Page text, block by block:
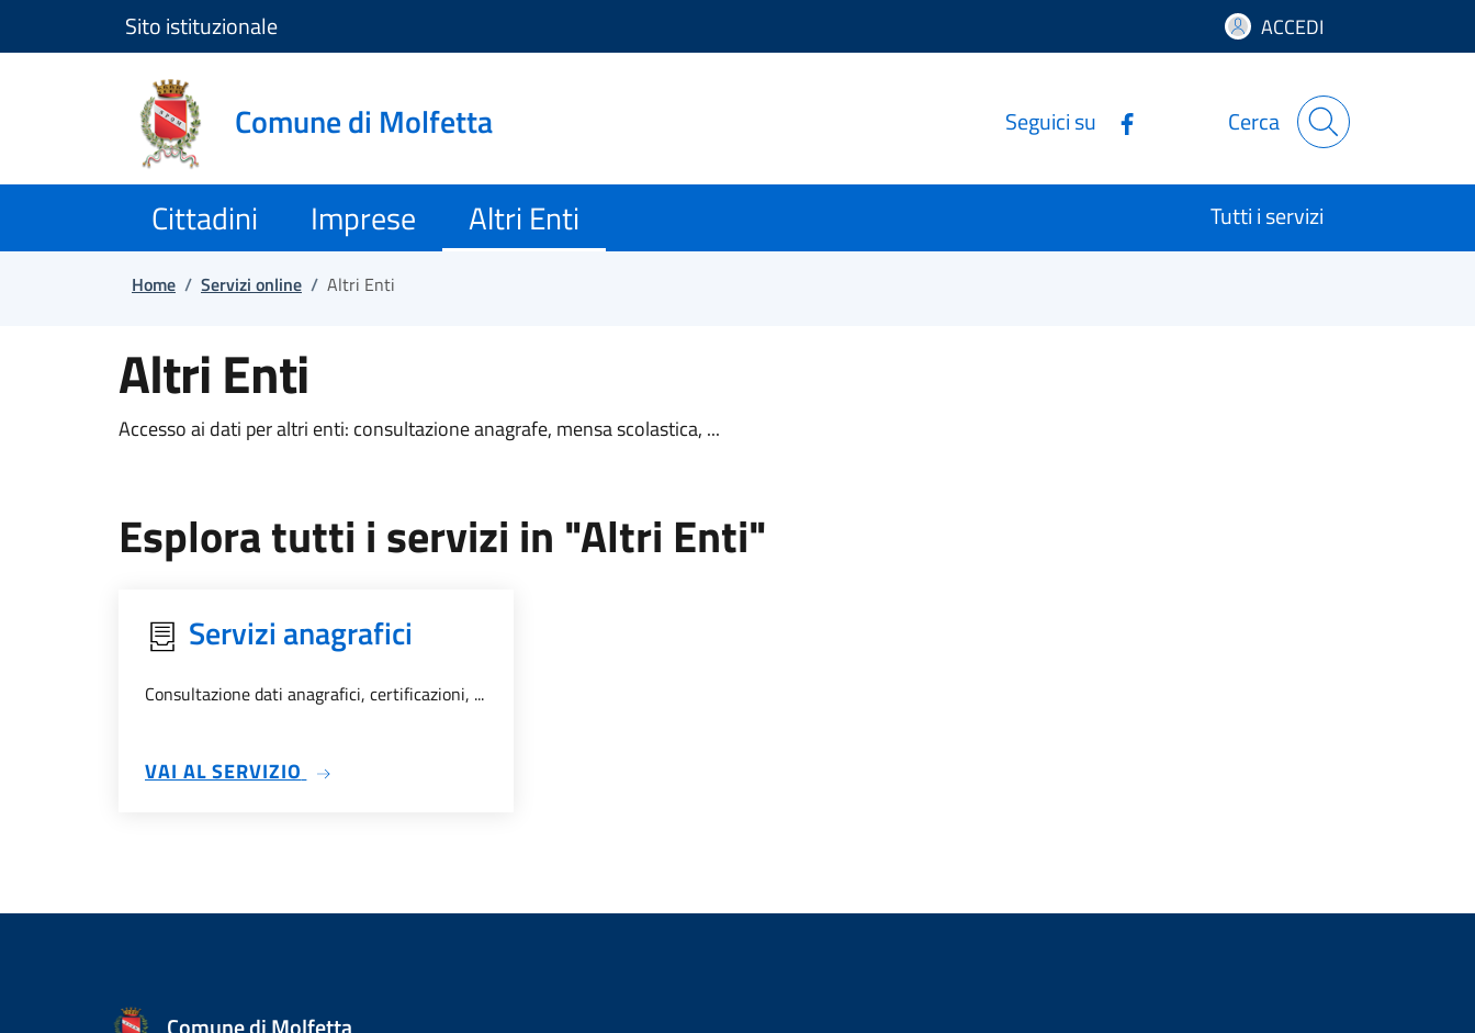
Salta e vai al contenuto
Salta e vai al footer
Sito istituzionale ACCEDI
Comune di Molfetta Seguici su Cerca
Cittadini Imprese Altri Enti Tutti i servizi
Home / Servizi online / Altri Enti
Altri Enti
Accesso ai dati per altri enti: consultazione anagrafe, mensa scolastica, ...
Esplora tutti i servizi in "Altri Enti"
Servizi anagrafici
Consultazione dati anagrafici, certificazioni, ...
VAI AL SERVIZIO SU SERVIZI ANAGRAFICI